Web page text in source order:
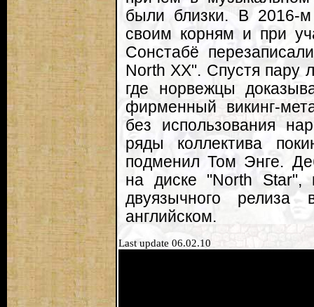
были близки. В 2016-
своим корням и при
Сонстабё
North XX". Спустя пару
где норвежцы
фирменный викинг-
без использования
ряды коллектива
подменил Том Энге.
на диске "North Star",
двуязычного
английском.
Last update 06.02.10